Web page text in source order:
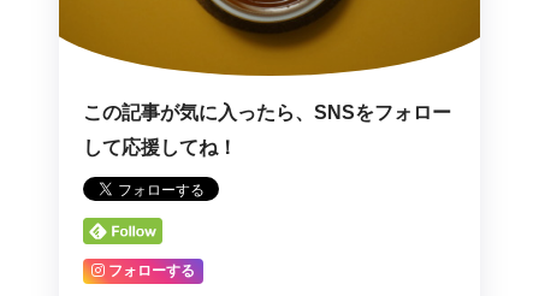
この記事が気に入ったら、SNSをフォロー
して応援してね！
フォローする